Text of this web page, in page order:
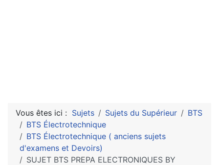
Vous êtes ici : Sujets Sujets du Supérieur
BTS
BTS Électrotechnique
BTS Électrotechnique ( anciens sujets
d'examens et Devoirs)
SUJET BTS PREPA ELECTRONIQUES BY